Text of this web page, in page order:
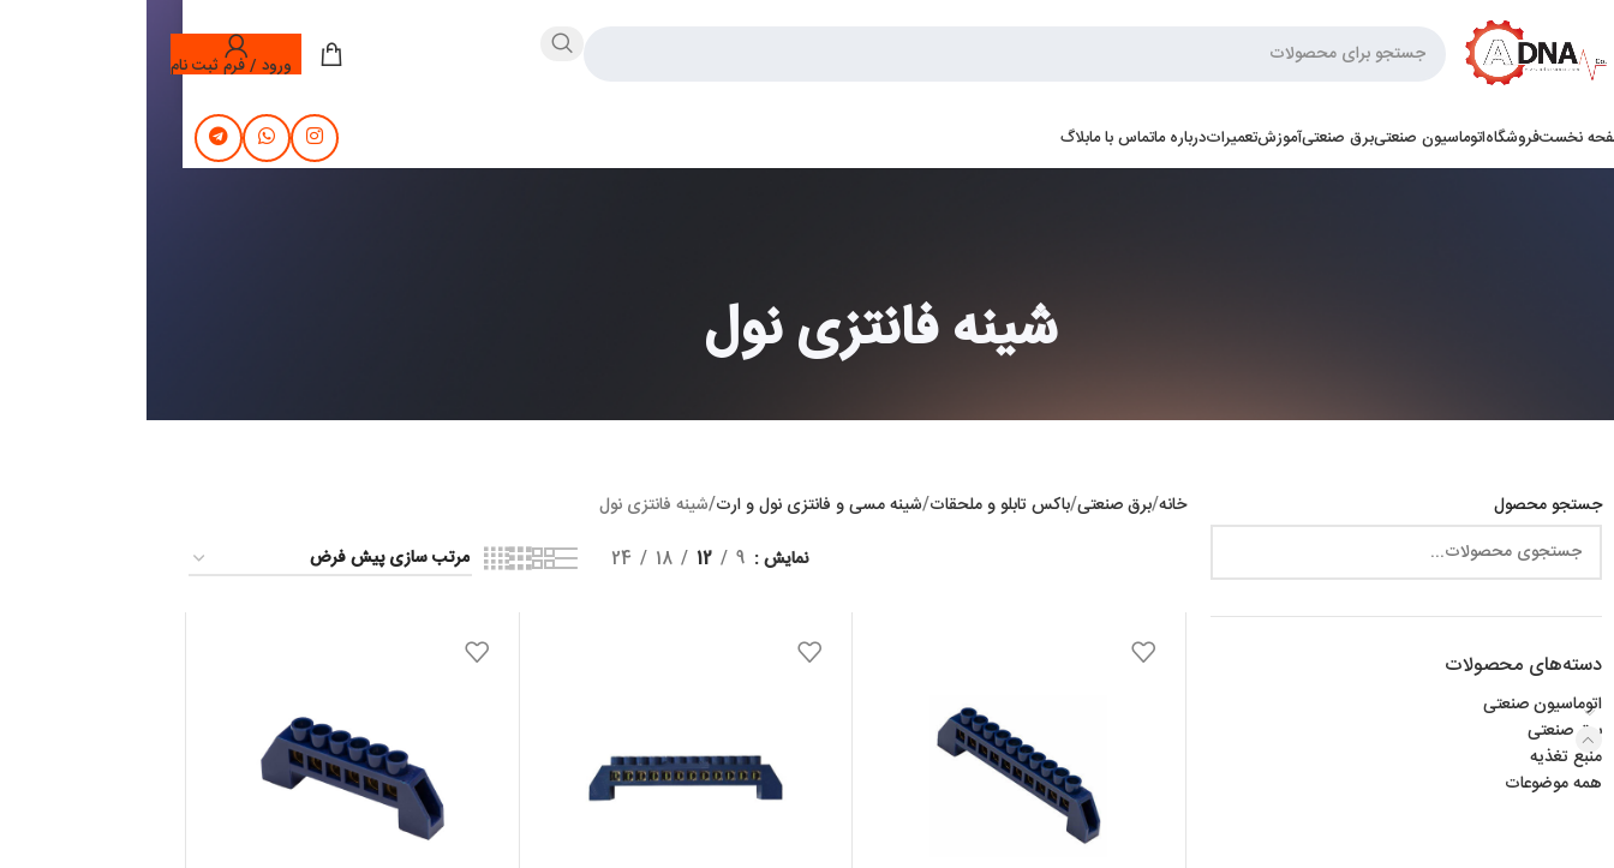
ورود / فرم ثبت نام
نخستفروشگاهاتوماسیون صنعتیبرق صنعتیآموزشتعمیراتدرباره ماتماس با مابلاگ
شینه فانتزی نول
جستجو محصول
دسته‌های محصولات
اتوماسیون صنعتی
برق صنعتی
منبع تغذیه
همه موضوعات
خانه برق صنعتی باکس تابلو و ملحقات شینه مسی و فانتزی نول و ارت شینه فانتزی نول
نمایش 9
12
18
24